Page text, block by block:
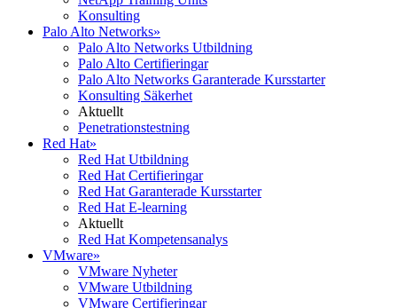
Konsulting
Palo Alto Networks»
Palo Alto Networks Utbildning
Palo Alto Certifieringar
Palo Alto Networks Garanterade Kursstarter
Konsulting Säkerhet
Aktuellt
Penetrationstestning
Red Hat»
Red Hat Utbildning
Red Hat Certifieringar
Red Hat Garanterade Kursstarter
Red Hat E-learning
Aktuellt
Red Hat Kompetensanalys
VMware»
VMware Nyheter
VMware Utbildning
VMware Certifieringar